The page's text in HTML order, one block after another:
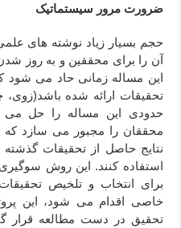
ضرورت مرور سیستماتیک
حجم بسیار زیاد نوشته های
آن را برای محققین و به روز
این مساله زمانی حاد می شود
حدودی این مساله را حل می
محققان را مجبور می سازد که
نتایج حاصل از تحقیقات
استفاده کنند. این روش
برای انتخاب و تلخیص
خاصی اقدام می شود، این
تحقیق در دست مطالعه قرار